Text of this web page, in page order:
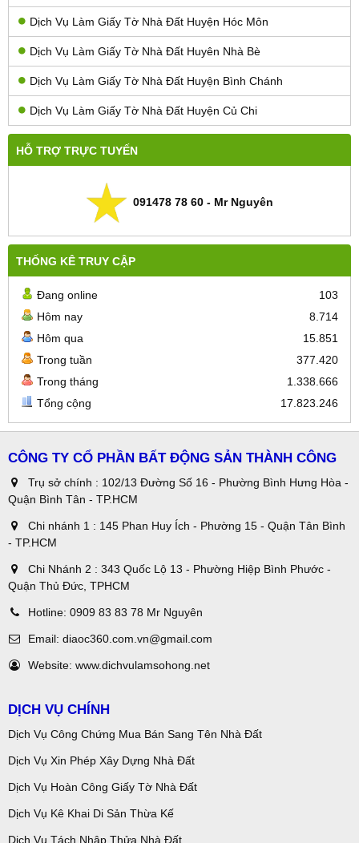
Dịch Vụ Làm Giấy Tờ Nhà Đất Huyện Hóc Môn
Dịch Vụ Làm Giấy Tờ Nhà Đất Huyên Nhà Bè
Dịch Vụ Làm Giấy Tờ Nhà Đất Huyện Bình Chánh
Dịch Vụ Làm Giấy Tờ Nhà Đất Huyện Củ Chi
HỖ TRỢ TRỰC TUYẾN
091478 78 60 - Mr Nguyên
THỐNG KÊ TRUY CẬP
Đang online
103
Hôm nay
8.714
Hôm qua
15.851
Trong tuần
377.420
Trong tháng
1.338.666
Tổng cộng
17.823.246
CÔNG TY CỔ PHẦN BẤT ĐỘNG SẢN THÀNH CÔNG
Trụ sở chính : 102/13 Đường Số 16 - Phường Bình Hưng Hòa -
Quận Bình Tân - TP.HCM
Chi nhánh 1 : 145 Phan Huy Ích - Phường 15 - Quận Tân Bình
- TP.HCM
Chi Nhánh 2 : 343 Quốc Lộ 13 - Phường Hiệp Bình Phước -
Quận Thủ Đức, TPHCM
Hotline: 0909 83 83 78 Mr Nguyên
Email: diaoc360.com.vn@gmail.com
Website: www.dichvulamsohong.net
DỊCH VỤ CHÍNH
Dịch Vụ Công Chứng Mua Bán Sang Tên Nhà Đất
Dịch Vụ Xin Phép Xây Dựng Nhà Đất
Dịch Vụ Hoàn Công Giấy Tờ Nhà Đất
Dịch Vụ Kê Khai Di Sản Thừa Kế
Dịch Vụ Tách Nhập Thửa Nhà Đất